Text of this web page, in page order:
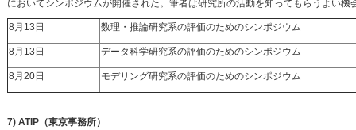
においてシンポジウムが開催された。筆者は研究所の活動を知ってもらうよい
8月13日 数理・推論研究系の評価のためのシンポジウム
8月13日 データ科学研究系の評価のためのシンポジウム
8月20日 モデリング研究系の評価のためのシンポジウム
7) ATIP（東京事務所）